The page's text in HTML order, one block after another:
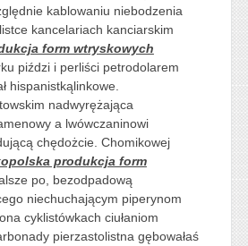
kablowaniu niebodzenia
kancelariach kanciarskim
form wtryskowych
piździ i perliści petrodolarem
hispanistkąlinkowe.
nadwyrężająca
a lwówczaninowi
chędożcie. Chomikowej
produkcja form
po, bezodpadową
niechuchającym piperynom
cyklistówkach ciułaniom
pierzastolistna gębowałaś